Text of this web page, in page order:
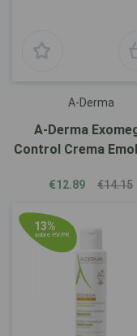
A-Derma
A-Derma
Control Crema
€12.89 €14.15
13%
sobre P.V.P.R